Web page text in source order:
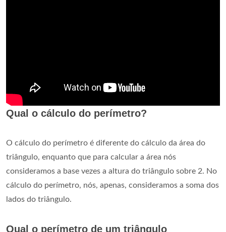
Qual o cálculo do perímetro?
O cálculo do perímetro é diferente do cálculo da área do
triângulo, enquanto que para calcular a área nós
consideramos a base vezes a altura do triângulo sobre 2. No
cálculo do perímetro, nós, apenas, consideramos a soma dos
lados do triângulo.
Qual o perímetro de um triângulo